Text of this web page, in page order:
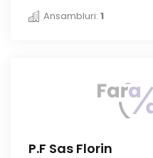
Ansambluri: 1
P.F Sas Florin